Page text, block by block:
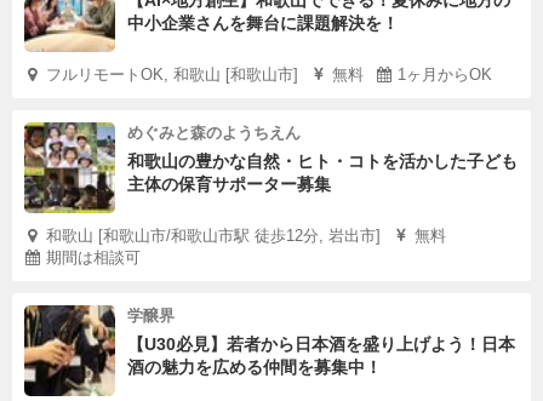
中小企業さんを舞台に課題解決を！
フルリモートOK, 和歌山 [和歌山市] 無料 1ヶ月からOK
めぐみと森のようちえん
和歌山の豊かな自然・ヒト・コトを活かした子ども
主体の保育サポーター募集
和歌山 [和歌山市/和歌山市駅 徒歩12分, 岩出市]
無料
期間は相談可
学醸界
【U30必見】若者から日本酒を盛り上げよう！日本
酒の魅力を広める仲間を募集中！